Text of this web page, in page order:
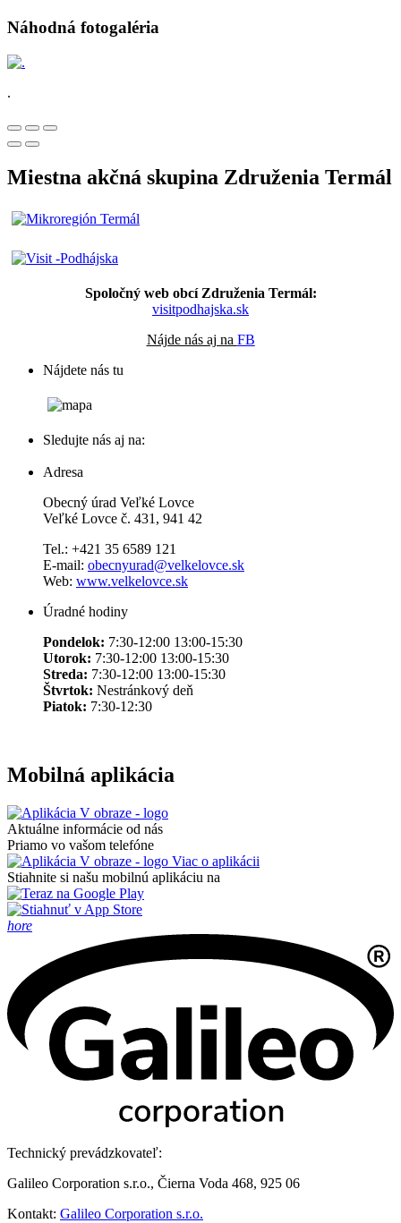
Náhodná fotogaléria
.
Miestna akčná skupina Združenia Termál
Spoločný web obcí Združenia Termál:
visitpodhajska.sk
Nájde nás aj na FB
Nájdete nás tu
Sledujte nás aj na:
Adresa
Obecný úrad Veľké Lovce
Veľké Lovce č. 431, 941 42
Tel.: +421 35 6589 121
E-mail: obecnyurad@velkelovce.sk
Web: www.velkelovce.sk
Úradné hodiny
Pondelok: 7:30-12:00 13:00-15:30
Utorok: 7:30-12:00 13:00-15:30
Streda: 7:30-12:00 13:00-15:30
Štvrtok: Nestránkový deň
Piatok: 7:30-12:30
Mobilná aplikácia
Aktuálne informácie od nás
Priamo vo vašom telefóne
Viac o aplikácii
Stiahnite si našu mobilnú aplikáciu na
hore
Technický prevádzkovateľ:
Galileo Corporation s.r.o., Čierna Voda 468, 925 06
Kontakt: Galileo Corporation s.r.o.